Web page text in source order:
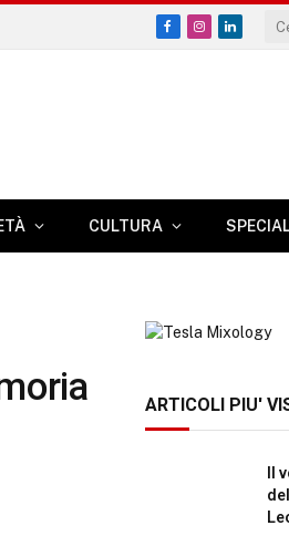
Facebook
Instagram
LinkedIn
CULTURA
ARTICOLI PIU'
Il